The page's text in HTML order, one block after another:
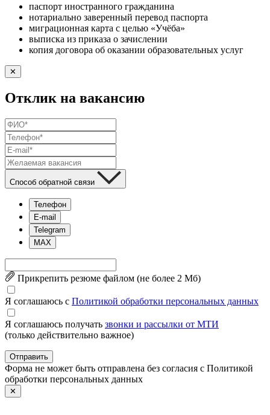
паспорт иностранного гражданина
нотариально заверенный перевод паспорта
миграционная карта с целью «Учёба»
выписка из приказа о зачислении
копия договора об оказании образовательных услуг
✕
Отклик на вакансию
Способ обратной связи
Телефон
E-mail
Telegram
MAX
Прикрепить резюме файлом (не более 2 Mб)
Я соглашаюсь с Политикой обработки персональных данных
Я соглашаюсь получать звонки и рассылки от МТИ
(только действительно важное)
Отправить
Форма не может быть отправлена без согласия с Политикой
обработки персональных данных
✕